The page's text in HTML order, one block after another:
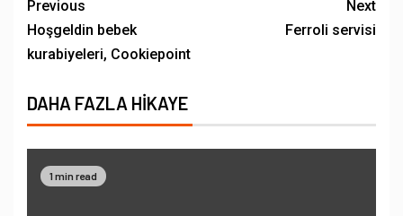
Previous
Hoşgeldin bebek
kurabiyeleri, Cookiepoint
Next
Ferroli servisi
DAHA FAZLA HIKAYE
1 min read